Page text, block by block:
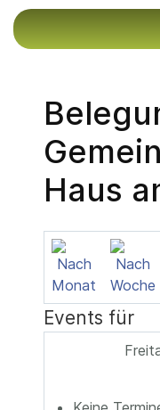
Haus
Events für